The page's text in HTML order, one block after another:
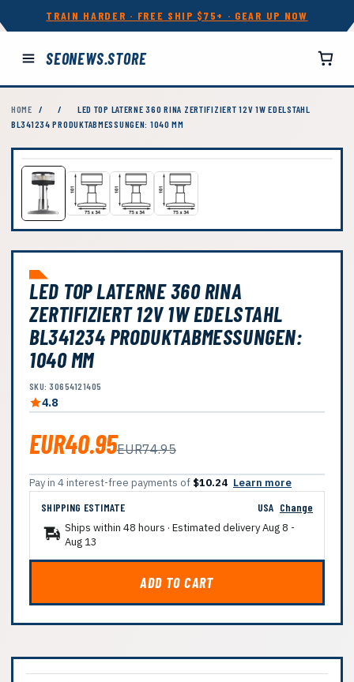
TRAIN HARDER · FREE SHIP $75+ · GEAR UP NOW
SEONEWS.STORE
HOME / /
LED TOP LATERNE 360 RINA ZERTIFIZIERT 12V 1W EDELSTAHL
BL341234 PRODUKTABMESSUNGEN: 1040 MM
LED TOP LATERNE 360 RINA
ZERTIFIZIERT 12V 1W EDELSTAHL
BL341234 PRODUKTABMESSUNGEN:
1040 MM
SKU: 30654121405
4.8
EUR40.95EUR74.95
Pay in 4 interest-free payments of $10.24 Learn more
SHIPPING ESTIMATE
USA Change
Ships within 48 hours · Estimated deliveryAug 8 -
Aug 13
ADD TO CART